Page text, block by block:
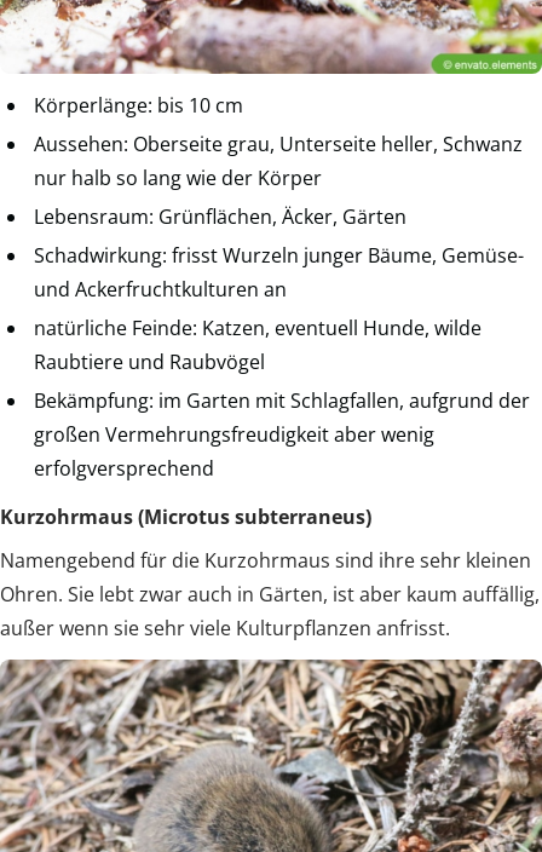
Körperlänge: bis 10 cm
Aussehen: Oberseite grau, Unterseite heller, Schwanz
nur halb so lang wie der Körper
Lebensraum: Grünflächen, Äcker, Gärten
Schadwirkung: frisst Wurzeln junger Bäume, Gemüse-
und Ackerfruchtkulturen an
natürliche Feinde: Katzen, eventuell Hunde, wilde
Raubtiere und Raubvögel
Bekämpfung: im Garten mit Schlagfallen, aufgrund der
großen Vermehrungsfreudigkeit aber wenig
erfolgversprechend
Kurzohrmaus (Microtus subterraneus)
Namengebend für die Kurzohrmaus sind ihre sehr kleinen
Ohren. Sie lebt zwar auch in Gärten, ist aber kaum auffällig,
außer wenn sie sehr viele Kulturpflanzen anfrisst.